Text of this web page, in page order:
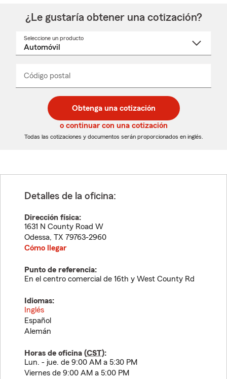
¿Le gustaría obtener una cotización?
Seleccione un producto
desplegable
Código postal
de
5
dígitos
de
5
dígitos
_____
Obtenga una cotización
o continuar con una cotización
Todas las cotizaciones y documentos serán proporcionados en inglés.
Detalles de la oficina:
Dirección física:
1631 N County Road W
Odessa, TX 79763-2960
Cómo llegar
Punto de referencia:
En el centro comercial de 16th y West County Rd
Idiomas:
Inglés
Español
Alemán
Horas de oficina (CST):
Lun. - jue. de 9:00 AM a 5:30 PM
Viernes de 9:00 AM a 5:00 PM